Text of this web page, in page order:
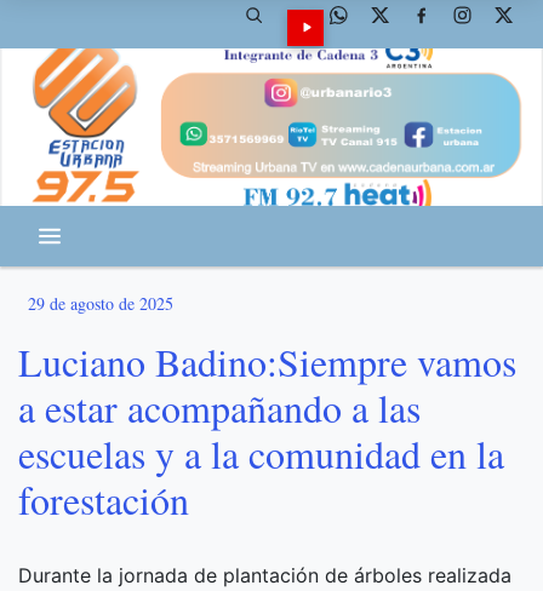
29 de agosto de 2025
Luciano Badino:Siempre vamos
a estar acompañando a las
escuelas y a la comunidad en la
forestación
Durante la jornada de plantación de árboles realizada